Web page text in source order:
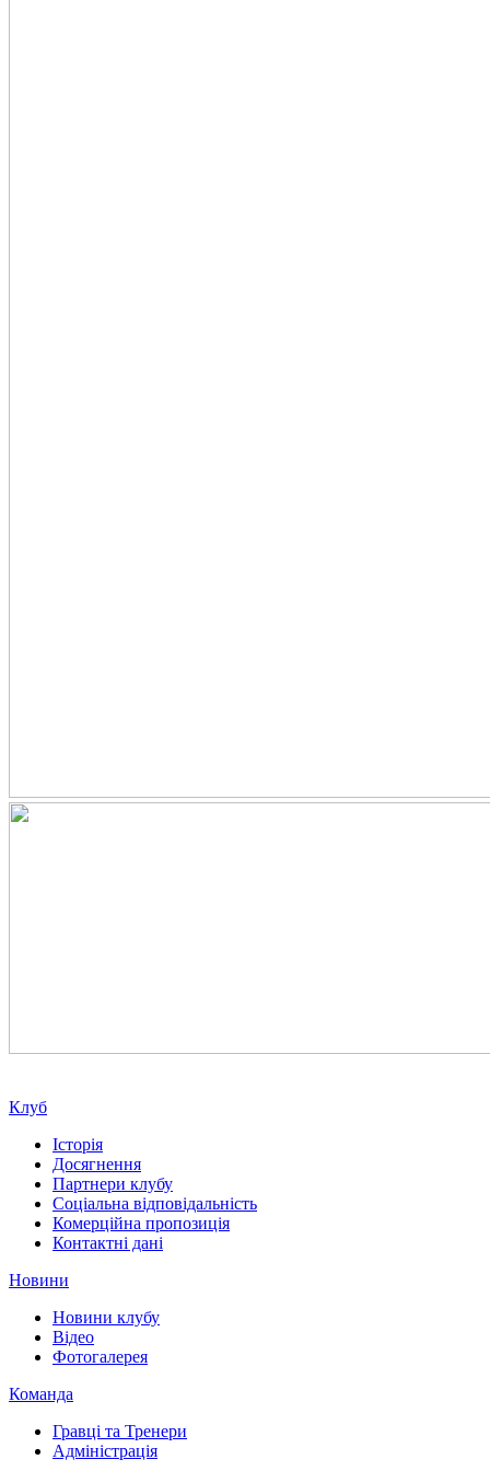
Клуб
Історія
Досягнення
Партнери клубу
Соціальна відповідальність
Комерційна пропозиція
Контактні дані
Новини
Новини клубу
Відео
Фотогалерея
Команда
Гравці та Тренери
Адміністрація